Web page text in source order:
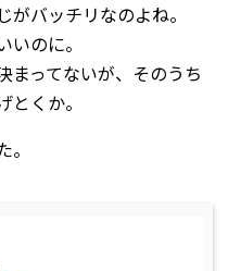
バッチリなのよね。
のに。
まってないが、そのうち
くか。